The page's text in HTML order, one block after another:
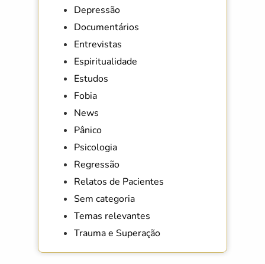
Depressão
Documentários
Entrevistas
Espiritualidade
Estudos
Fobia
News
Pânico
Psicologia
Regressão
Relatos de Pacientes
Sem categoria
Temas relevantes
Trauma e Superação